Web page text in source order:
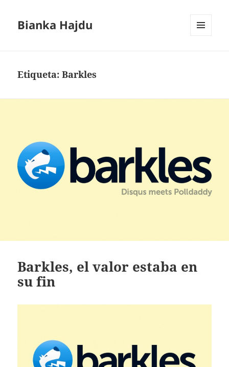
Bianka Hajdu
Etiqueta:Barkles
Barkles, el valor estaba en
su fin